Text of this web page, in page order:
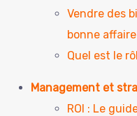
Vendre des
bonne
Quel est le
Management et
ROI : Le